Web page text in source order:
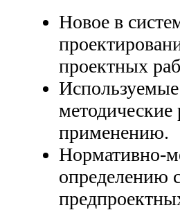
Новое в
проектных
применению.
Нормативно-
определению